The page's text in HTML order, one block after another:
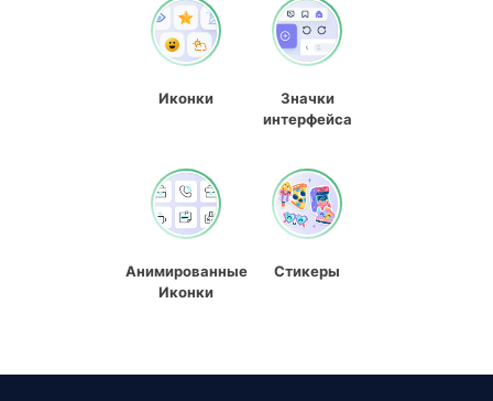
Иконки
Значки
интерфейса
Анимированные
Иконки
Стикеры